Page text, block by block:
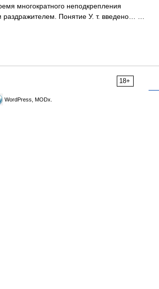
многократного неподкрепления
Понятие У. т. введено… …
18+
WordPress, MODx.